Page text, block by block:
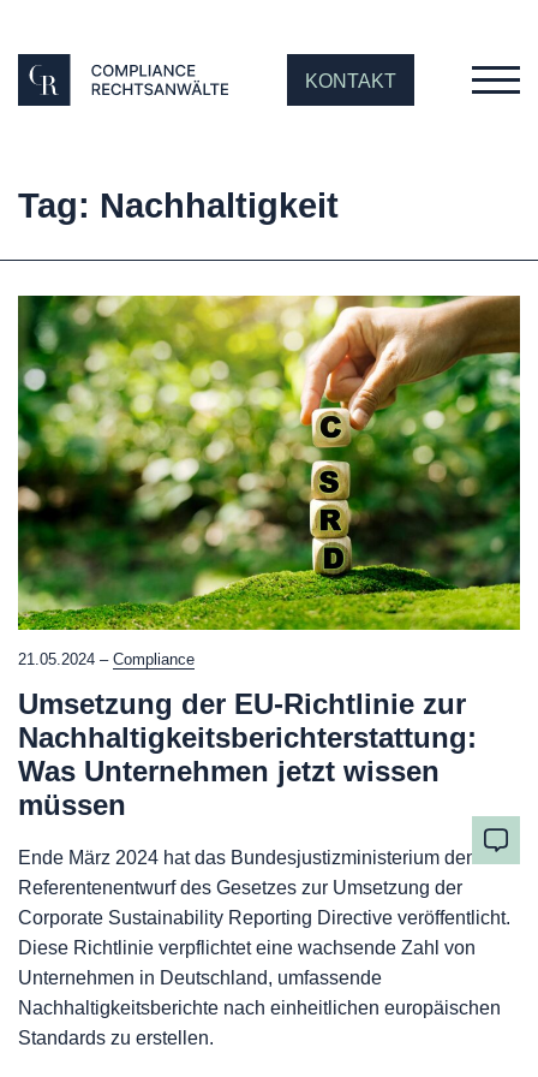
KONTAKT
Tag: Nachhaltigkeit
21.05.2024 – Compliance
Umsetzung der EU-Richtlinie zur
Nachhaltigkeitsberichterstattung:
Was Unternehmen jetzt wissen
müssen
Ende März 2024 hat das Bundesjustizministerium den
Referentenentwurf des Gesetzes zur Umsetzung der
Corporate Sustainability Reporting Directive veröffentlicht.
Diese Richtlinie verpflichtet eine wachsende Zahl von
Unternehmen in Deutschland, umfassende
Nachhaltigkeitsberichte nach einheitlichen europäischen
Standards zu erstellen.